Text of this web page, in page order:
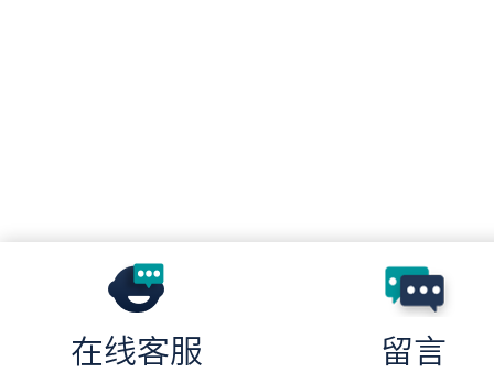
在线客服 留言